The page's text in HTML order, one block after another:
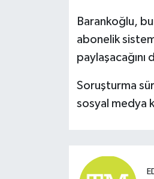
Barankoğlu,
abonelik
paylaşacağını
Soruşturma
sosyal medya